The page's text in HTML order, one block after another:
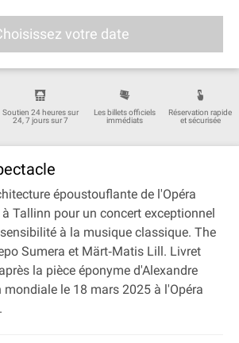
votre date
Soutien 24 heures sur
24, 7 jours sur 7
Les billets officiels
immédiats
Réservation rapide
et sécurisée
époustouflante de l'Opéra
Tallinn pour un concert exceptionnel
à la musique classique. The
Sumera et Märt‐Matis Lill. Livret
la pièce éponyme d'Alexandre
mondiale le 18 mars 2025 à l'Opéra